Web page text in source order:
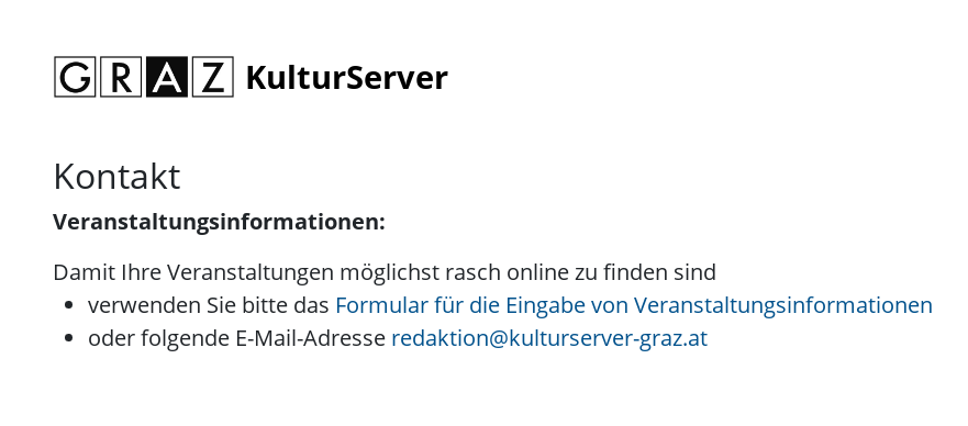
KulturServer
Kontakt
Veranstaltungsinformationen:
Damit Ihre Veranstaltungen möglichst rasch online zu finden sind
verwenden Sie bitte das Formular für die Eingabe von Veranstaltungsinformationen
oder folgende E-Mail-Adresse redaktion@kulturserver-graz.at